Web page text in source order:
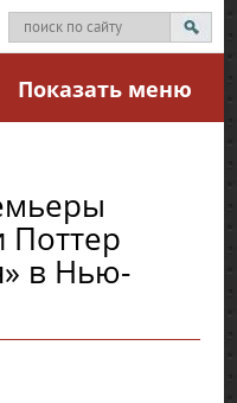
Показать меню
Поттер
в Нью-